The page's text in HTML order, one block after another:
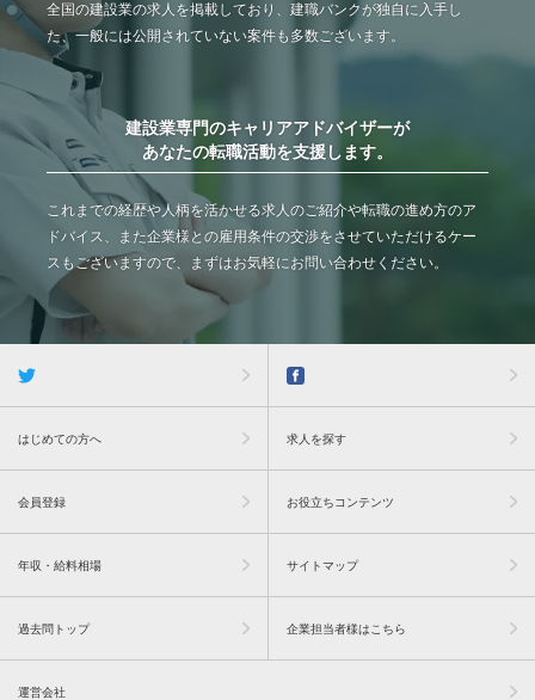
全国の建設業の求人を掲載しており、建職バンクが独自に入手し
た、一般には公開されていない案件も多数ございます。
建設業専門のキャリアアドバイザーが
あなたの転職活動を支援します。
これまでの経歴や人柄を活かせる求人のご紹介や転職の進め方のア
ドバイス、また企業様との雇用条件の交渉をさせていただけるケー
スもございますので、まずはお気軽にお問い合わせください。
はじめての方へ 求人を探す
会員登録 お役立ちコンテンツ
年収・給料相場 サイトマップ
過去問トップ 企業担当者様はこちら
運営会社